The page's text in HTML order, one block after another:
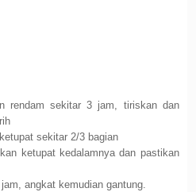
rendam sekitar 3 jam, tiriskan dan
sekitar 2/3 bagian
ketupat kedalamnya dan pastikan
angkat kemudian gantung.